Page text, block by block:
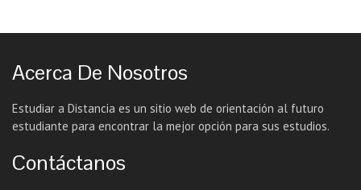
Acerca De Nosotros
Estudiar a Distancia es un sitio web de orientación al futuro
estudiante para encontrar la mejor opción para sus estudios.
Contáctanos